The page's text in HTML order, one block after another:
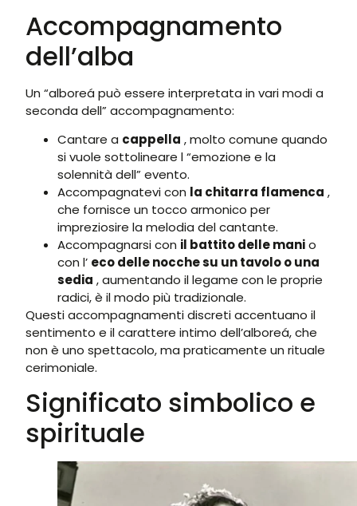
Accompagnamento
dell’alba
Un “alboreá può essere interpretata in vari modi a
seconda dell” accompagnamento:
Cantare a cappella , molto comune quando
si vuole sottolineare l “emozione e la
solennità dell” evento.
Accompagnatevi con la chitarra flamenca ,
che fornisce un tocco armonico per
impreziosire la melodia del cantante.
Accompagnarsi con il battito delle manio
con l’ eco delle nocche su un tavolo o una
sedia , aumentando il legame con le proprie
radici, è il modo più tradizionale.
Questi accompagnamenti discreti accentuano il
sentimento e il carattere intimo dell’alboreá, che
non è uno spettacolo, ma praticamente un rituale
cerimoniale.
Significato simbolico e
spirituale